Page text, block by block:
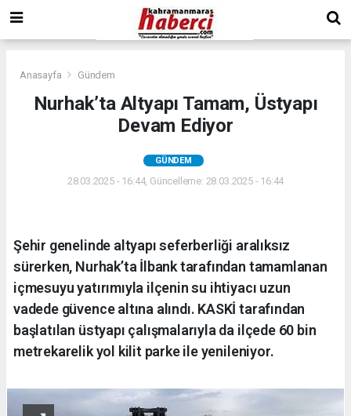
Anasayfa Gündem
Nurhak’ta Altyapı Tamam, Üstyapı
Devam Ediyor
GÜNDEM
28.03.2025 - 16:44, Güncelleme: 28.03.2025 - 16:44
Şehir genelinde altyapı seferberliği aralıksız
sürerken, Nurhak’ta İlbank tarafından tamamlanan
içmesuyu yatırımıyla ilçenin su ihtiyacı uzun
vadede güvence altına alındı. KASKİ tarafından
başlatılan üstyapı çalışmalarıyla da ilçede 60 bin
metrekarelik yol kilit parke ile yenileniyor.